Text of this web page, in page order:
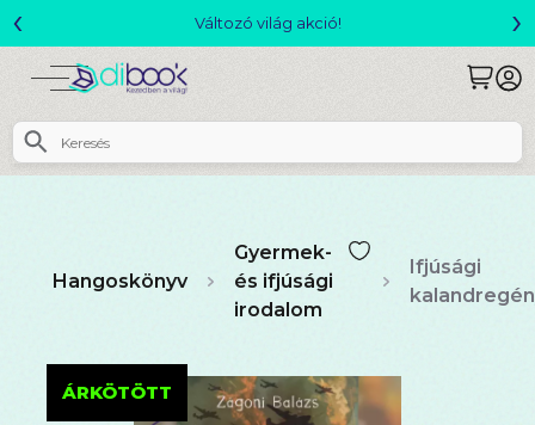
Csomagajánlatok- Akár 25% kedvezménnyel!
‹ ›
Hangoskönyv
Gyermek-
és ifjúsági
irodalom
Ifjúsági
ÁRKÖTÖTT